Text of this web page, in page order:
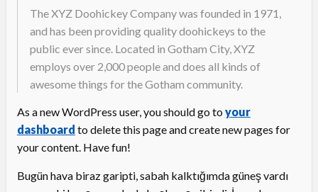
The XYZ Doohickey Company was founded in 1971,
and has been providing quality doohickeys to the
public ever since. Located in Gotham City, XYZ
employs over 2,000 people and does all kinds of
awesome things for the Gotham community.
As a new WordPress user, you should go toyour
dashboard to delete this page and create new pages for
your content. Have fun!
Bugün hava biraz garipti, sabah kalktığımda güneş vardı